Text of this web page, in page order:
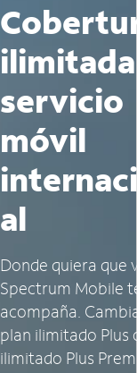
servicio
móvil
al
Donde quiera que
Spectrum Mobile
acompaña.
plan ilimitado Plus
ilimitado Plus